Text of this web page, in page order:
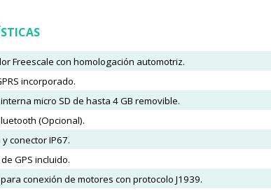
Freescale con homologación automotriz.
incorporado.
micro SD de hasta 4 GB removible.
(Opcional).
conector IP67.
GPS incluido.
para conexión de motores con protocolo J1939.